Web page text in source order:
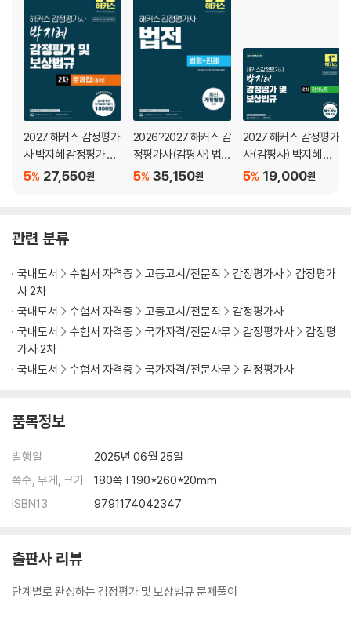
제5회 초급 문제
제6회 초급 문제
제7회 초급 문제
제8회 초급 문제 - 요건 설명형 문제
제10회 초급 문제 - 개념 설명형 문제
PART 02 중급 문제
제1회 중급 문제
제4회 중급 문제
제5회 중급 문제
제6회 중급 문제
제7회 중급 문제
제8회 중급 문제
제9회 중급 문제
제10회 중급 문제
2027 해커스 감정평가
사 박지혜 감정평가 및
보상법규 2차 문제집
27,550원
5%
2026?2027 해커스 감
정평가사(감평사) 법전
(감정평가사 시험 대
35,150원
5%
2027 해커스 감정평가
사(감평사) 박지혜 감
정평가 및 보상법규 2
19,000원
5%
관련 분류
국내도서 수험서 자격증 고등고시/전문직 감정평가사
감정평가
사 2차
국내도서
수험서 자격증 고등고시/전문직
감정평가사
국내도서
수험서 자격증 국가자격/전문사무 감정평가사
감정평
가사 2차
국내도서
수험서 자격증 국가자격/전문사무 감정평가사
품목정보
발행일
2025년 06월 25일
쪽수, 무게, 크기
180쪽 | 190*260*20mm
ISBN13
9791174042347
출판사 리뷰
단계별로 완성하는 감정평가 및 보상법규 문제풀이